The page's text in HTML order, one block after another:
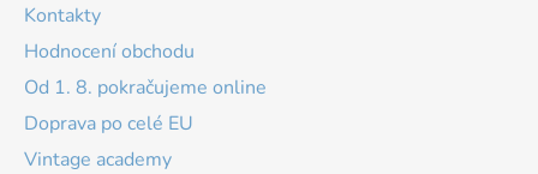
Kontakty
Hodnocení obchodu
Od 1. 8. pokračujeme online
Doprava po celé EU
Vintage academy